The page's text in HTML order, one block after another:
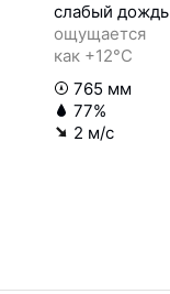
слабый дождь
ощущается
как +12°C
765 мм
77%
2 м/с